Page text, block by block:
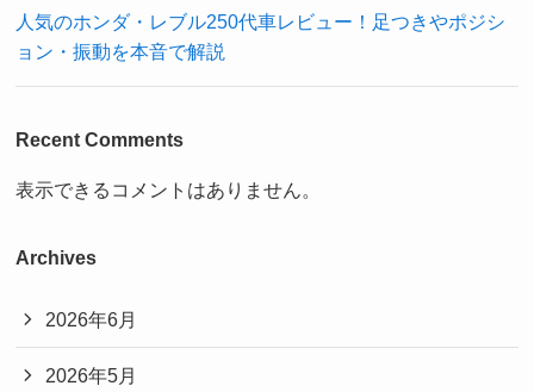
人気のホンダ・レブル250代車レビュー！足つきやポジシ
ョン・振動を本音で解説
Recent Comments
表示できるコメントはありません。
Archives
2026年6月
2026年5月